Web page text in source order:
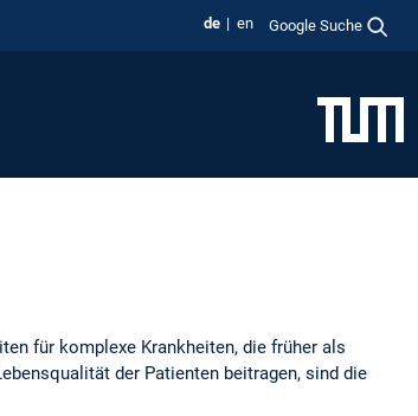
de en Google Suche
für komplexe Krankheiten, die früher als
der Patienten beitragen, sind die